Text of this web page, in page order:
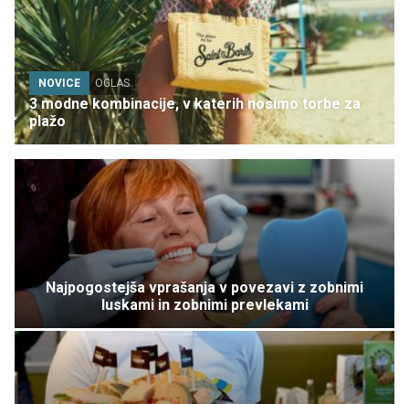
NOVICE OGLAS
3 modne kombinacije, v katerih nosimo torbe za
plažo
Najpogostejša vprašanja v povezavi z zobnimi
luskami in zobnimi prevlekami